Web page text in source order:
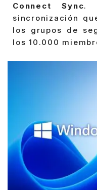
Connect Sync.
sincronización
los grupos de
los 10.000